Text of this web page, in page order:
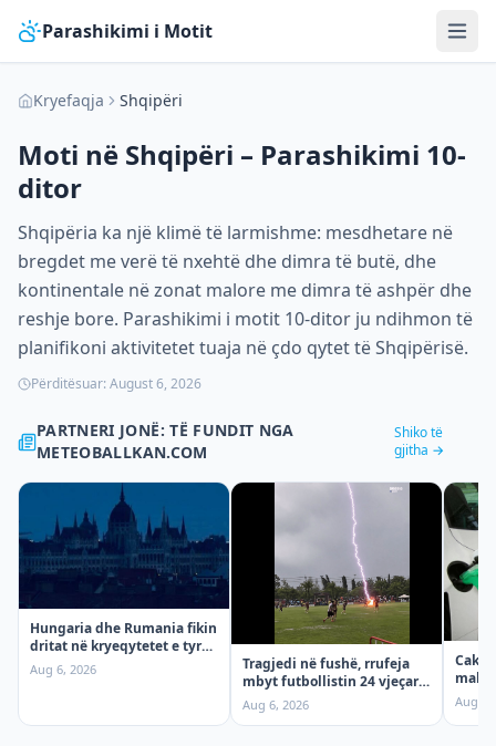
Parashikimi i Motit
Kryefaqja Shqipëri
Moti në Shqipëri – Parashikimi 10-
ditor
Shqipëria ka një klimë të larmishme: mesdhetare në
bregdet me verë të nxehtë dhe dimra të butë, dhe
kontinentale në zonat malore me dimra të ashpër dhe
reshje bore. Parashikimi i motit 10-ditor ju ndihmon të
planifikoni aktivitetet tuaja në çdo qytet të Shqipërisë.
Përditësuar:August 6, 2026
PARTNERI JONË: TË FUNDIT NGA
METEOBALLKAN.COM
Shiko të
gjitha →
Hungaria dhe Rumania fikin
dritat në kryeqytetet e tyre,
shkak nxehtësia
Aug 6, 2026
Tragjedi në fushë, rrufeja
mbyt futbollistin 24 vjeçar
gjatë ndeshjes
Aug 6, 2026
për
Aug 6,